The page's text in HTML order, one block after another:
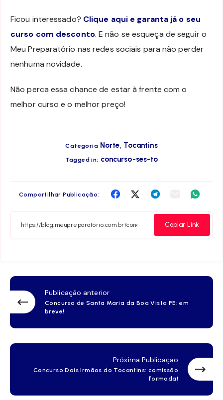
Ficou interessado? Clique aqui e garanta já o seu
curso com desconto. E não se esqueça de seguir o
Meu Preparatório nas redes sociais para não perder
nenhuma novidade.
Não perca essa chance de estar à frente com o
melhor curso e o melhor preço!
Categoria Norte, Tocantins
Tagged in: concurso-ses-to
Compartilhar Publicação:
Compartilha
Facebook
CompartilhaCompartilha
Telegram
Compartilha
Email
Copiar Link
Publicação anterior
Concurso de Santa Maria da Boa Vista PE: em
breve!
Próxima Publicação
Concurso Dois Irmãos do Tocantins: comissão
formada!